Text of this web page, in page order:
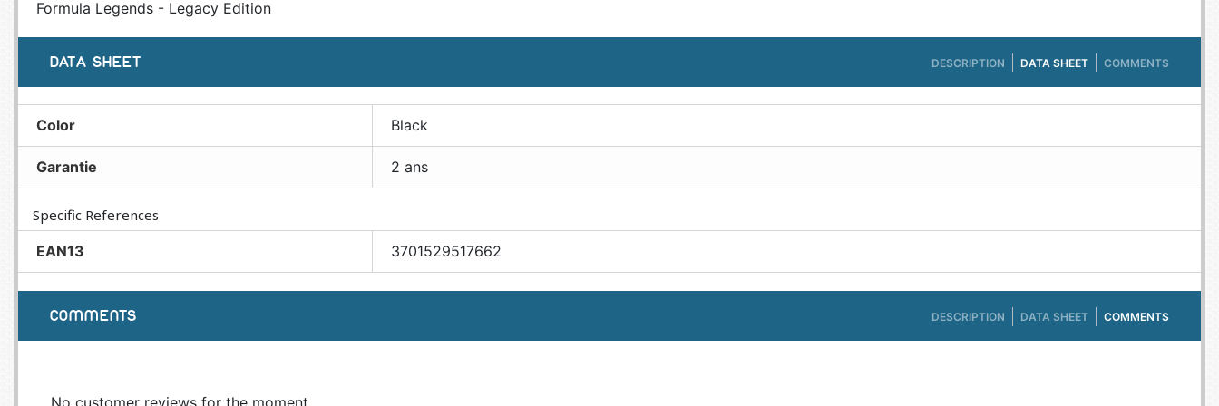
Formula Legends - Legacy Edition
DATA SHEET DESCRIPTION DATA SHEET COMMENTS
Color Black
Garantie 2 ans
Specific References
EAN13
3701529517662
COMMENTS DESCRIPTION DATA SHEET COMMENTS
No customer reviews for the moment.